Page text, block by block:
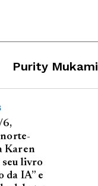
Purity Mukami
6,
Karen
seu livro
da IA” e